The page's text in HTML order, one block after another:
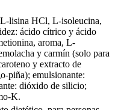
lisina HCl, L-isoleucina,
ácido cítrico y ácido
aroma, L-
y carmín (solo para
y extracto de
piña); emulsionante:
dióxido de silicio;
K.